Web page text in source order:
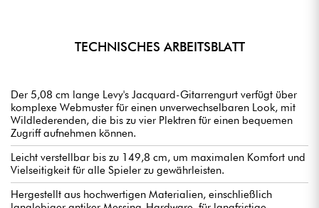
TECHNISCHES ARBEITSBLATT
Der 5,08 cm lange Levy's Jacquard-Gitarrengurt verfügt über
komplexe Webmuster für einen unverwechselbaren Look, mit
Wildlederenden, die bis zu vier Plektren für einen bequemen
Zugriff aufnehmen können.
Leicht verstellbar bis zu 149,8 cm, um maximalen Komfort und
Vielseitigkeit für alle Spieler zu gewährleisten.
Hergestellt aus hochwertigen Materialien, einschließlich